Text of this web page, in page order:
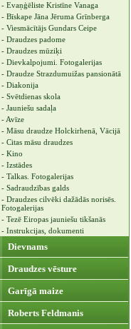
- Evaņģēliste Kristīne Vanaga
- Bīskape Jāna Jēruma Grīnberga
- Viesmācītājs Gundars Ceipe
- Draudzes padome
- Draudzes mūziķi
- Dievkalpojumi. Fotogalerijas
- Draudze Strazdumuižas pansionātā
- Diakonija
- Svētdienas skola
- Jauniešu sadaļa
- Avīze
- Māsu draudze Holckirhenā, Vācijā
- Citas māsu draudzes
- Kino
- Izstādes
- Talkas. Fotogalerijas
- Sadraudzības galds
- Draudzes cilvēki dažādās norisēs.
Fotogalerijas
- Tezē Eiropas jauniešu tikšanās
- Instrukcijas, dokumenti
Dievnams
Draudzes vēsture
Garīgā maize
Roberts Feldmanis